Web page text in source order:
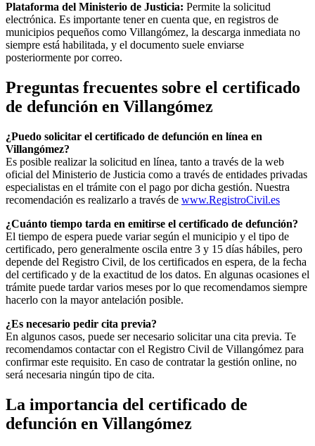
Plataforma del Ministerio de Justicia: Permite la solicitud
electrónica. Es importante tener en cuenta que, en registros de
municipios pequeños como Villangómez, la descarga inmediata no
siempre está habilitada, y el documento suele enviarse
posteriormente por correo.
Preguntas frecuentes sobre el certificado
de defunción en Villangómez
¿Puedo solicitar el certificado de defunción en línea en
Villangómez?
Es posible realizar la solicitud en línea, tanto a través de la web
oficial del Ministerio de Justicia como a través de entidades privadas
especialistas en el trámite con el pago por dicha gestión. Nuestra
recomendación es realizarlo a través de www.RegistroCivil.es
¿Cuánto tiempo tarda en emitirse el certificado de defunción?
El tiempo de espera puede variar según el municipio y el tipo de
certificado, pero generalmente oscila entre 3 y 15 días hábiles, pero
depende del Registro Civil, de los certificados en espera, de la fecha
del certificado y de la exactitud de los datos. En algunas ocasiones el
trámite puede tardar varios meses por lo que recomendamos siempre
hacerlo con la mayor antelación posible.
¿Es necesario pedir cita previa?
En algunos casos, puede ser necesario solicitar una cita previa. Te
recomendamos contactar con el Registro Civil de Villangómez para
confirmar este requisito. En caso de contratar la gestión online, no
será necesaria ningún tipo de cita.
La importancia del certificado de
defunción en Villangómez